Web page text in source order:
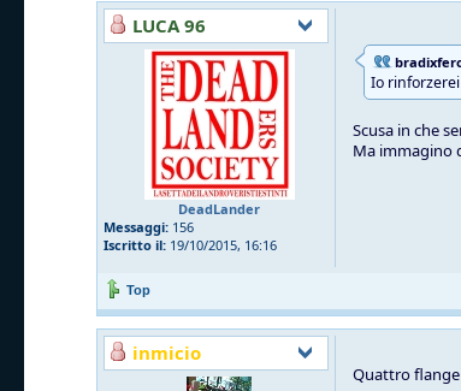
LUCA 96
DeadLander
Messaggi: 156
Iscritto il: 19/10/2015, 16:16
Io
Scusa in che
Ma immagino
Top
inmicio
Quattro